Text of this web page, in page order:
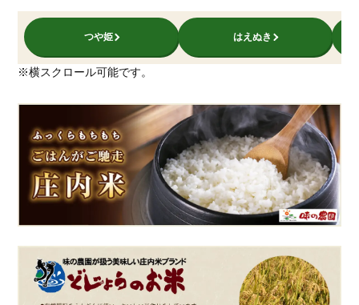
つや姫 はえぬき
※横スクロール可能です。